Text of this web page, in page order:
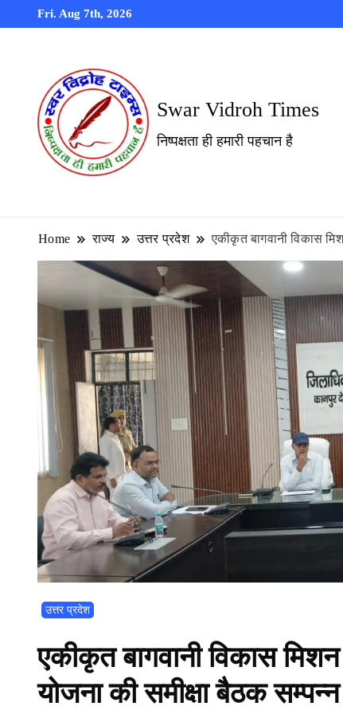
Fri. Aug 7th, 2026
Swar Vidroh Times
निष्पक्षता ही हमारी पहचान है
Home राज्य उत्तर प्रदेश एकीकृत बागवानी विकास
उत्तर प्रदेश
एकीकृत बागवानी विकास
योजना की समीक्षा बैठक